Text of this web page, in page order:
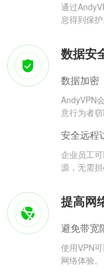
通过
息得到保护
数据安
数据加密
AndyVPN
意行为者窃
安全远程
企业员工
源，无需担
提高网
避免带宽
使用VPN
网络体验。